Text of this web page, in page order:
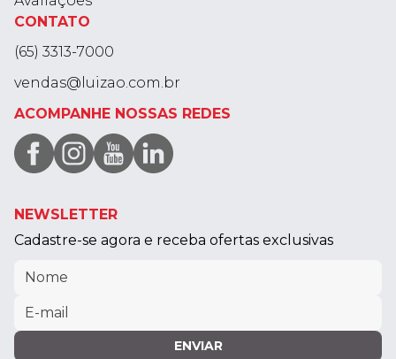
CONTATO
(65) 3313-7000
vendas@luizao.com.br
ACOMPANHE NOSSAS REDES
NEWSLETTER
Cadastre-se agora e receba ofertas exclusivas
ENVIAR